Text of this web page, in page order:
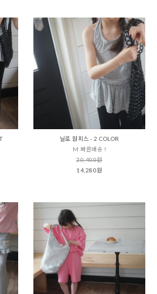
닐로 원피스 - 2 COLOR
M 빠른배송 !
20,400원
14,280원